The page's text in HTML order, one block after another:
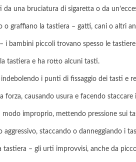
una bruciatura di sigaretta o da
graffiano la tastiera – gatti, cani o altri
i bambini piccoli trovano spesso le
tastiera e ha rotto alcuni tasti.
i punti di fissaggio dei tasti e
forza, causando usura e facendo staccare
improprio, mettendo pressione sui
staccando o danneggiando i
– gli urti improvvisi, anche da